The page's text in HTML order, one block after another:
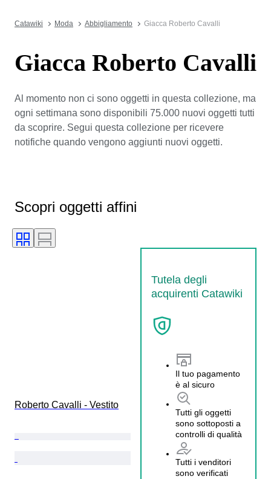
Catawiki Moda Abbigliamento Giacca Roberto Cavalli
Giacca Roberto Cavalli
Al momento non ci sono oggetti in questa collezione, ma
ogni settimana sono disponibili 75.000 nuovi oggetti tutti
da scoprire. Segui questa collezione per ricevere
notifiche quando vengono aggiunti nuovi oggetti.
Scopri oggetti affini
Tutela degli
acquirenti Catawiki
Il tuo pagamento
è al sicuro
Tutti gli oggetti
sono sottoposti a
controlli di qualità
Tutti i venditori
sono verificati
Roberto Cavalli - Vestito